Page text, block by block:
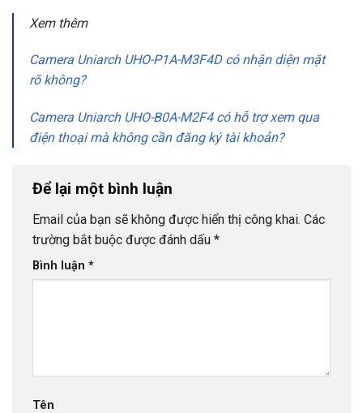
Xem thêm
Camera Uniarch UHO-P1A-M3F4D có nhận diện mặt
rõ không?
Camera Uniarch UHO-B0A-M2F4 có hỗ trợ xem qua
điện thoại mà không cần đăng ký tài khoản?
Để lại một bình luận
Email của bạn sẽ không được hiển thị công khai. Các
trường bắt buộc được đánh dấu *
Bình luận *
Tên